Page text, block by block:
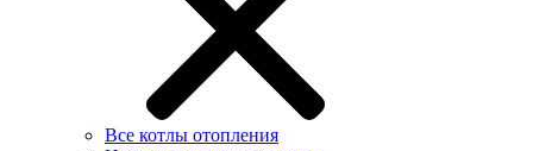
Все котлы отопления